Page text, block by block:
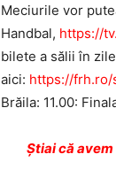
Meciurile vor
Handbal, https://
bilete a sălii în
aici: https://frh.ro/
Brăila: 11.00:
Ştiai că